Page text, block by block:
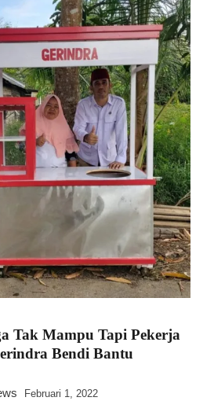
Tak Mampu Tapi Pekerja
Bendi Bantu
Februari 1, 2022